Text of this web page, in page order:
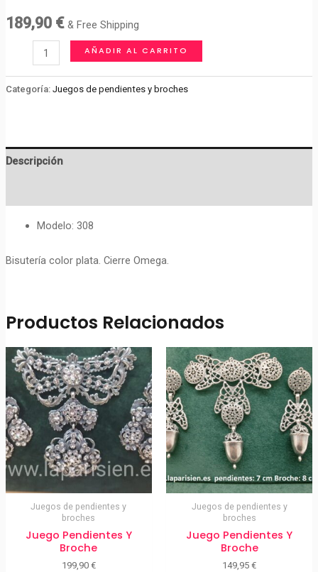
189,90 € & Free Shipping
pendientes
y
AÑADIR AL CARRITO
Categoría: Juegos de pendientes y broches
Descripción
Modelo: 308
Bisutería color plata. Cierre Omega.
Productos Relacionados
Juegos de pendientes y
broches
Juego Pendientes Y
Broche
199,90 €
Juegos de pendientes y
broches
Juego Pendientes Y
Broche
149,95€